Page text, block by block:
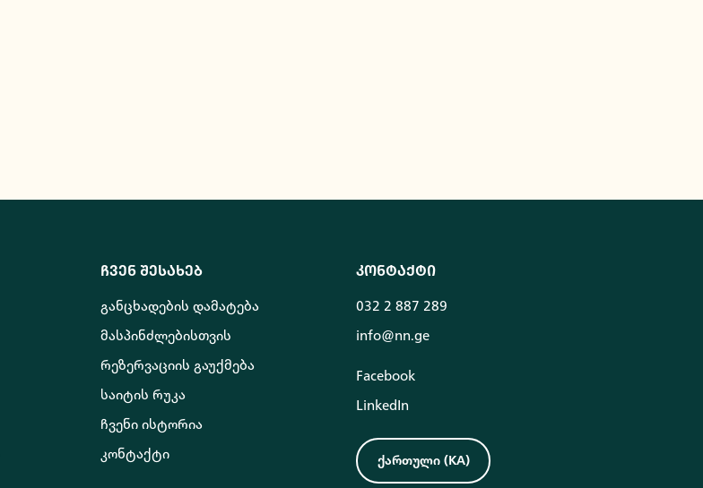
ჩვენ შესახებ
განცხადების დამატება
მასპინძლებისთვის
რეზერვაციის გაუქმება
საიტის რუკა
ჩვენი ისტორია
კონტაქტი
კონტაქტი
032 2 887 289
info@nn.ge
Facebook
LinkedIn
ქართული (KA)